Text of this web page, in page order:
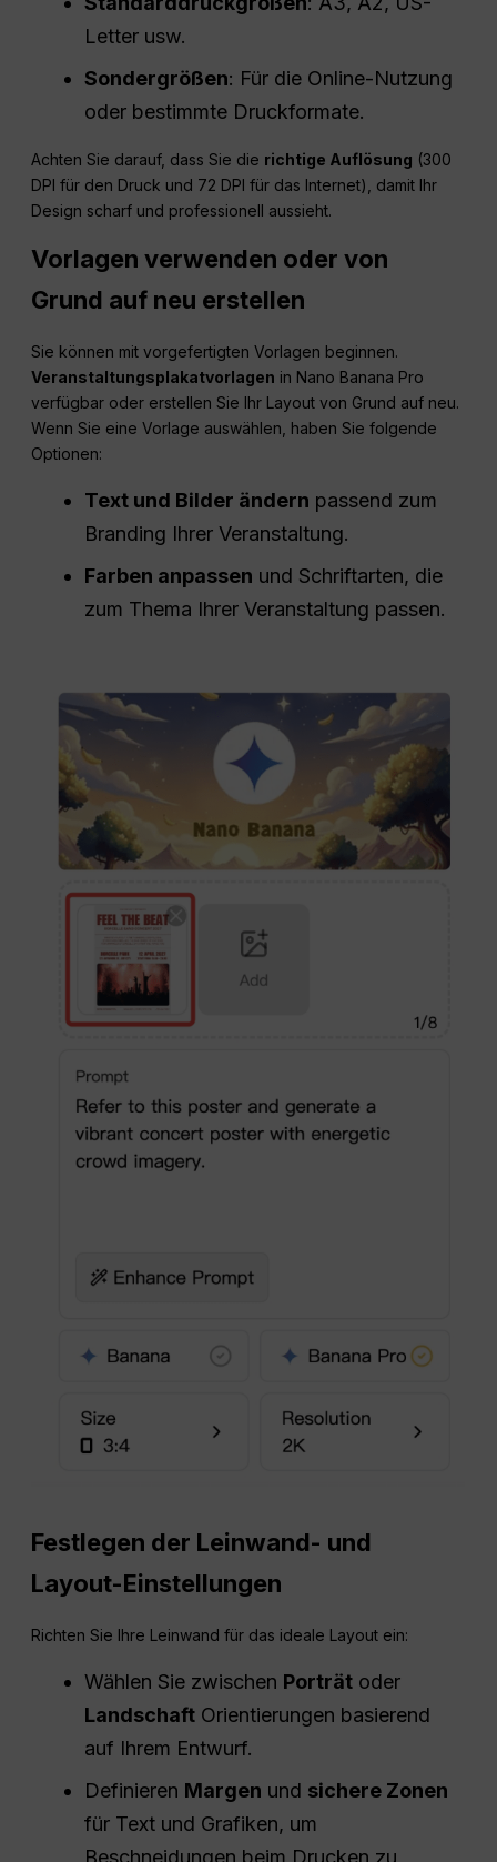
Letter usw.
Sondergrößen: Für die Online-Nutzung
oder bestimmte Druckformate.
Achten Sie darauf, dass Sie die richtige Auflösung (300
DPI für den Druck und 72 DPI für das Internet), damit Ihr
Design scharf und professionell aussieht.
Vorlagen verwenden oder von
Grund auf neu erstellen
Sie können mit vorgefertigten Vorlagen beginnen.
Veranstaltungsplakatvorlagen in Nano Banana Pro
verfügbar oder erstellen Sie Ihr Layout von Grund auf neu.
Wenn Sie eine Vorlage auswählen, haben Sie folgende
Optionen:
Text und Bilder ändern passend zum
Branding Ihrer Veranstaltung.
Farben anpassen und Schriftarten, die
zum Thema Ihrer Veranstaltung passen.
Festlegen der Leinwand- und
Layout-Einstellungen
Richten Sie Ihre Leinwand für das ideale Layout ein:
Wählen Sie zwischen Porträt oder
Landschaft Orientierungen basierend
auf Ihrem Entwurf.
Definieren Margen und sichere Zonen
für Text und Grafiken, um